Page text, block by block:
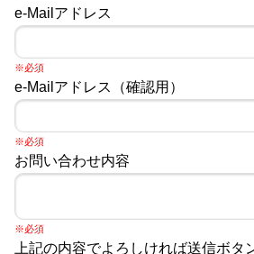
e-Mailアドレス
※必須
e-Mailアドレス（確認用）
※必須
お問い合わせ内容
※必須
上記の内容でよろしければ送信ボタ